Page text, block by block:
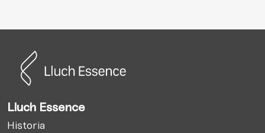
Lluch Essence
Historia